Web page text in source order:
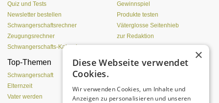
Quiz und Tests
Newsletter bestellen
Schwangerschaftsrechner
Zeugungsrechner
Schwangerschafts-Kalender
Gewinnspiel
Produkte testen
Väterglosse Seitenhieb
zur Redaktion
Top-Themen
Schwangerschaft
Elternzeit
Vater werden
Einen Lehmofen
×
Diese Webseite verwendet
Cookies.
Wir verwenden Cookies, um Inhalte und
Anzeigen zu personalisieren und unseren